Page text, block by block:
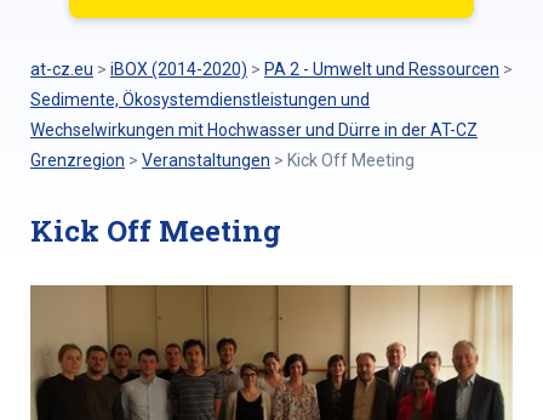
at-cz.eu > iBOX (2014-2020) > PA 2 - Umwelt und Ressourcen >
Sedimente, Ökosystemdienstleistungen und
Wechselwirkungen mit Hochwasser und Dürre in der AT-CZ
Grenzregion > Veranstaltungen > Kick Off Meeting
Kick Off Meeting